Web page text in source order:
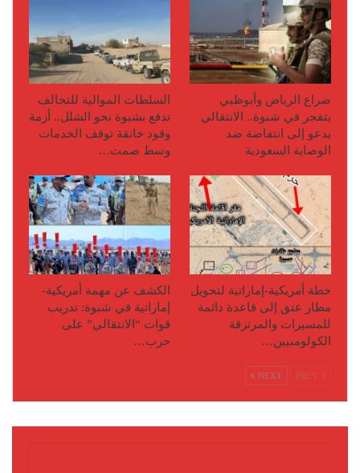
صراع الرياض وأبوظبي
يتفجر في شبوة.. الانتقالي
يدعو إلى انتفاضة ضد
الوصاية السعودية
السلطات الموالية للتحالف
تدفع بشبوة نحو الشلل.. أزمة
وقود خانقة توقف الخدمات
وسط صمت…
خطة أمريكية-إماراتية لتحويل
مطار عتق إلى قاعدة دائمة
للمسيرات والمرتزقة
الكولومبيين…
الكشف عن مهمة أمريكية-
إماراتية في شبوة: تدريب
قوات “الانتقالي” على
حرب…
NEXT